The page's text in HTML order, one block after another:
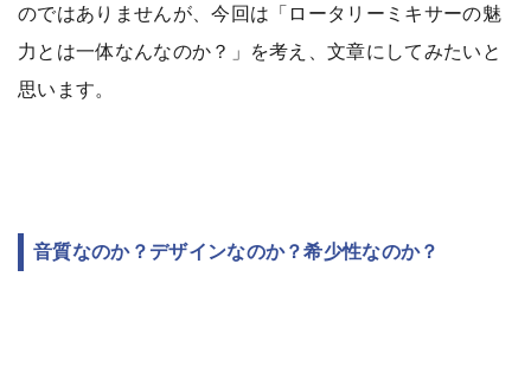
のではありませんが、今回は「ロータリーミキサーの魅
力とは一体なんなのか？」を考え、文章にしてみたいと
思います。
音質なのか？デザインなのか？希少性なのか？